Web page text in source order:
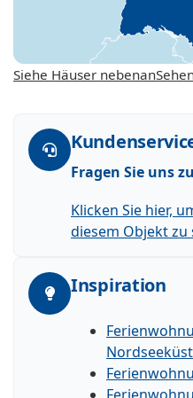
Siehe Häuser nebenan
Fragen Sie uns
Klicken Sie hier,
diesem Objekt zu
Inspiration